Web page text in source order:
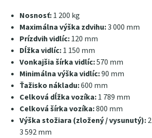
Nosnosť:1 200 kg
Maximálna výška zdvihu:3 000 mm
Prízdvih vidlíc:120 mm
Dĺžka vidlíc:1 150 mm
Vonkajšia šírka vidlíc:570 mm
Minimálna výška vidlíc:90 mm
Ťažisko nákladu:600 mm
Celková dĺžka vozíka:1 789 mm
Celková šírka vozíka:800 mm
Výška stožiara (zložený / vysunutý):
3 592 mm